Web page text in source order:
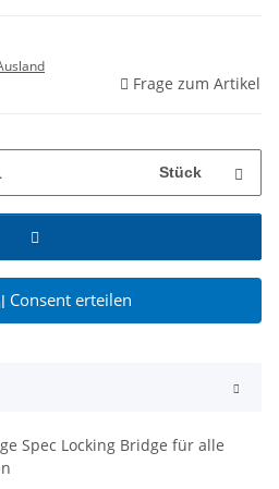
Frage zum Artikel
Stück
Consent erteilen
Spec Locking Bridge für alle